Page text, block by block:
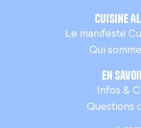
Cuisine
Le manifeste
Qui
En
Infos &
Questions